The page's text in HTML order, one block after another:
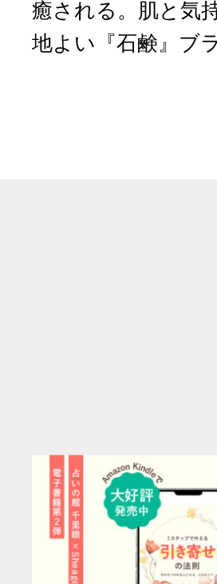
癒される。肌と気
地よい『石鹸』ブ